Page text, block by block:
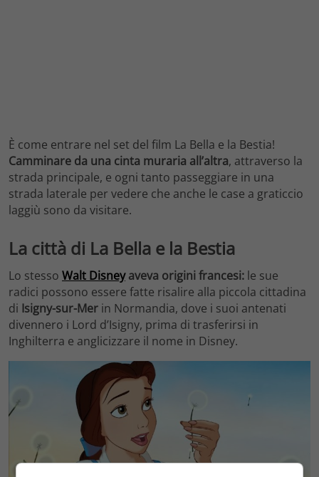
È come entrare nel set del film La Bella e la Bestia!
Camminare da una cinta muraria all’altra, attraverso la
strada principale, e ogni tanto passeggiare in una
strada laterale per vedere che anche le case a graticcio
laggiù sono da visitare.
La città di La Bella e la Bestia
Lo stesso Walt Disneyaveva origini francesi: le sue
radici possono essere fatte risalire alla piccola cittadina
di Isigny-sur-Mer in Normandia, dove i suoi antenati
divennero i Lord d’Isigny, prima di trasferirsi in
Inghilterra e anglicizzare il nome in Disney.